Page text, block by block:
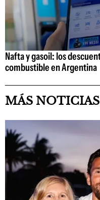
Nafta y gasoil: los
combustible en Argentina
MÁS